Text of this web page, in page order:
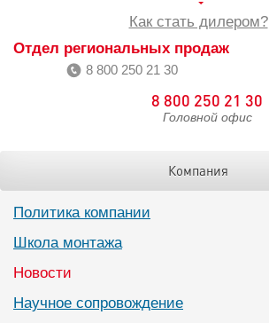
Как стать дилером?
Отдел региональных продаж
8 800 250 21 30
8 800 250 21 30
Головной офис
Компания
Политика компании
Школа монтажа
Новости
Научное сопровождение